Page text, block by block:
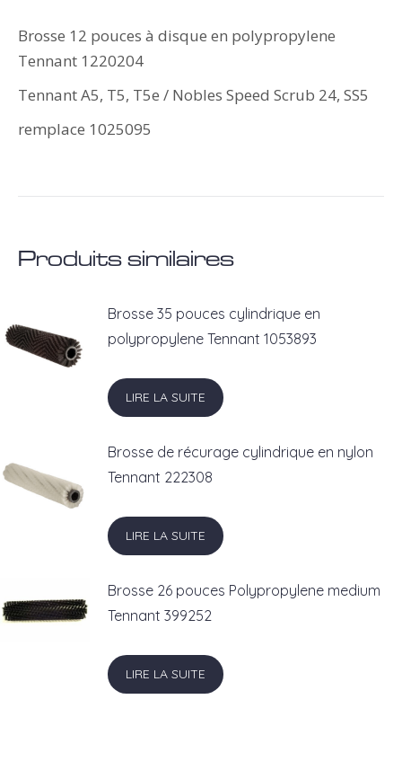
Brosse 12 pouces à disque en polypropylene
Tennant 1220204
Tennant A5, T5, T5e / Nobles Speed Scrub 24, SS5
remplace 1025095
Produits similaires
Brosse 35 pouces cylindrique en
polypropylene Tennant 1053893
LIRE LA SUITE
Brosse de récurage cylindrique en nylon
Tennant 222308
LIRE LA SUITE
Brosse 26 pouces Polypropylene medium
Tennant 399252
LIRE LA SUITE